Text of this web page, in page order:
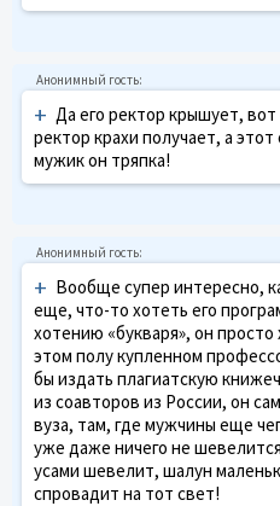
+ Да его ректор крышует,
ректор крахи получает, а
мужик он тряпка!
+ Вообще супер интересно,
еще, что-то хотеть его
хотению «букваря», он просто
этом полу купленном
бы издать плагиатскую
из соавторов из России, он
вуза, там, где мужчины еще
уже даже ничего не
усами шевелит, шалун
спровадит на тот свет!